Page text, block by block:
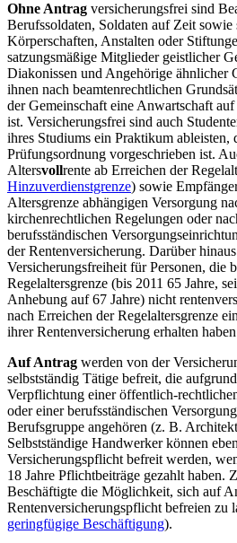
Ohne Antrag versicherungsfrei sind
Berufssoldaten, Soldaten auf Zeit
Körperschaften, Anstalten oder
satzungsmäßige Mitglieder geistlicher
Diakonissen und Angehörige ähnlicher
ihnen nach beamtenrechtlichen
der Gemeinschaft eine Anwartschaft
ist. Versicherungsfrei sind auch
ihres Studiums ein Praktikum ableisten,
Prüfungsordnung vorgeschrieben ist.
Altersvollrente ab Erreichen der
Hinzuverdienstgrenze) sowie
Altersgrenze abhängigen Versorgung
kirchenrechtlichen Regelungen oder
berufsständischen
der Rentenversicherung. Darüber
Versicherungsfreiheit für Personen, die
Regelaltersgrenze (bis 2011 65 Jahre,
Anhebung auf 67 Jahre) nicht
nach Erreichen der Regelaltersgrenze
ihrer Rentenversicherung erhalten
Auf Antrag werden von der
selbstständig Tätige befreit, die
Verpflichtung einer öffentlich-
oder einer berufsständischen
Berufsgruppe angehören (z. B.
Selbstständige Handwerker können
Versicherungspflicht befreit werden,
18 Jahre Pflichtbeiträge gezahlt haben.
Beschäftigte die Möglichkeit, sich auf
Rentenversicherungspflicht befreien zu
geringfügige Beschäftigung).